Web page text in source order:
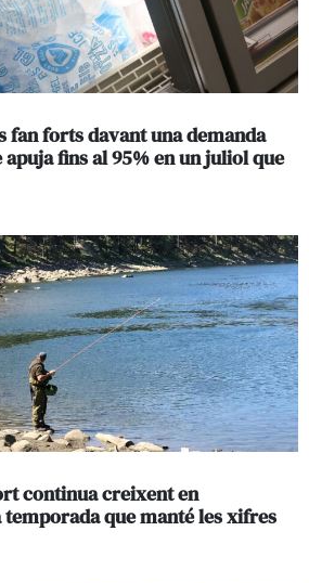
fan forts davant una demanda
fins al 95% en un juliol que
continua creixent en
que manté les xifres